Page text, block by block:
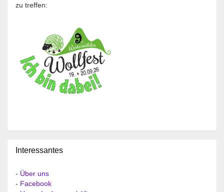
zu treffen:
Interessantes
- Über uns
- Facebook